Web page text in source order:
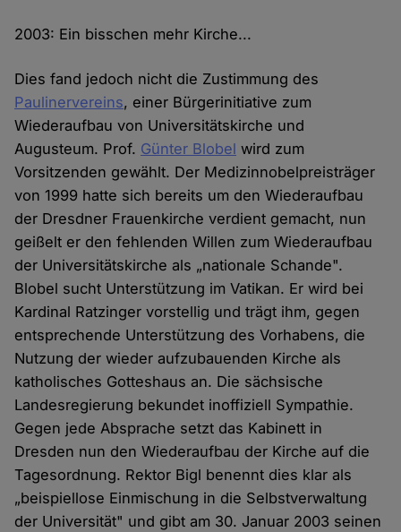
2003: Ein bisschen mehr Kirche...
Dies fand jedoch nicht die Zustimmung des
Paulinervereins, einer Bürgerinitiative zum
Wiederaufbau von Universitätskirche und
Augusteum. Prof. Günter Blobel wird zum
Vorsitzenden gewählt. Der Medizinnobelpreisträger
von 1999 hatte sich bereits um den Wiederaufbau
der Dresdner Frauenkirche verdient gemacht, nun
geißelt er den fehlenden Willen zum Wiederaufbau
der Universitätskirche als „nationale Schande".
Blobel sucht Unterstützung im Vatikan. Er wird bei
Kardinal Ratzinger vorstellig und trägt ihm, gegen
entsprechende Unterstützung des Vorhabens, die
Nutzung der wieder aufzubauenden Kirche als
katholisches Gotteshaus an. Die sächsische
Landesregierung bekundet inoffiziell Sympathie.
Gegen jede Absprache setzt das Kabinett in
Dresden nun den Wiederaufbau der Kirche auf die
Tagesordnung. Rektor Bigl benennt dies klar als
„beispiellose Einmischung in die Selbstverwaltung
der Universität" und gibt am 30. Januar 2003 seinen